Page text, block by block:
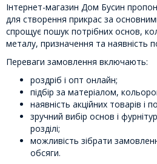
Інтернет-магазин Дом Бусин
для створення прикрас за
спрощує пошук потрібних основ,
металу, призначення та наявність
Переваги замовлення включають:
роздріб і опт онлайн;
підбір за матеріалом,
наявність акційних товарів і
зручний вибір основ і
розділі;
можливість зібрати
обсяги.